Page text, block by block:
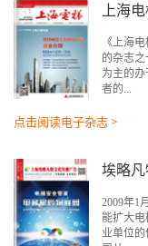
上海
《上海
的杂志
为主的
者的...
点击阅读电子杂志 >
埃略
2009年1
能扩大
业单位的